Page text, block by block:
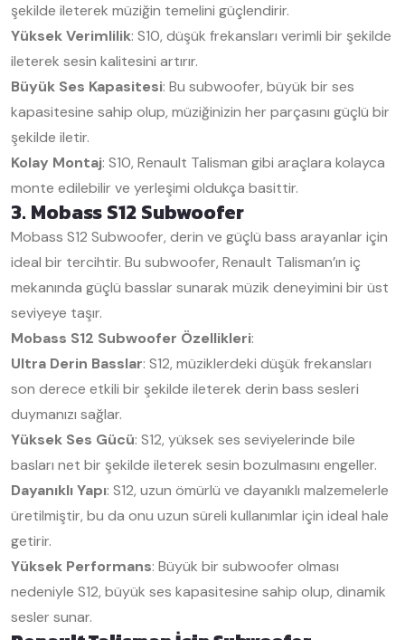
şekilde ileterek müziğin temelini güçlendirir.
Yüksek Verimlilik: S10, düşük frekansları verimli bir şekilde
ileterek sesin kalitesini artırır.
Büyük Ses Kapasitesi: Bu subwoofer, büyük bir ses
kapasitesine sahip olup, müziğinizin her parçasını güçlü bir
şekilde iletir.
Kolay Montaj: S10, Renault Talisman gibi araçlara kolayca
monte edilebilir ve yerleşimi oldukça basittir.
3. Mobass S12 Subwoofer
Mobass S12 Subwoofer, derin ve güçlü bass arayanlar için
ideal bir tercihtir. Bu subwoofer, Renault Talisman’ın iç
mekanında güçlü basslar sunarak müzik deneyimini bir üst
seviyeye taşır.
Mobass S12 Subwoofer Özellikleri:
Ultra Derin Basslar: S12, müziklerdeki düşük frekansları
son derece etkili bir şekilde ileterek derin bass sesleri
duymanızı sağlar.
Yüksek Ses Gücü: S12, yüksek ses seviyelerinde bile
basları net bir şekilde ileterek sesin bozulmasını engeller.
Dayanıklı Yapı: S12, uzun ömürlü ve dayanıklı malzemelerle
üretilmiştir, bu da onu uzun süreli kullanımlar için ideal hale
getirir.
Yüksek Performans: Büyük bir subwoofer olması
nedeniyle S12, büyük ses kapasitesine sahip olup, dinamik
sesler sunar.